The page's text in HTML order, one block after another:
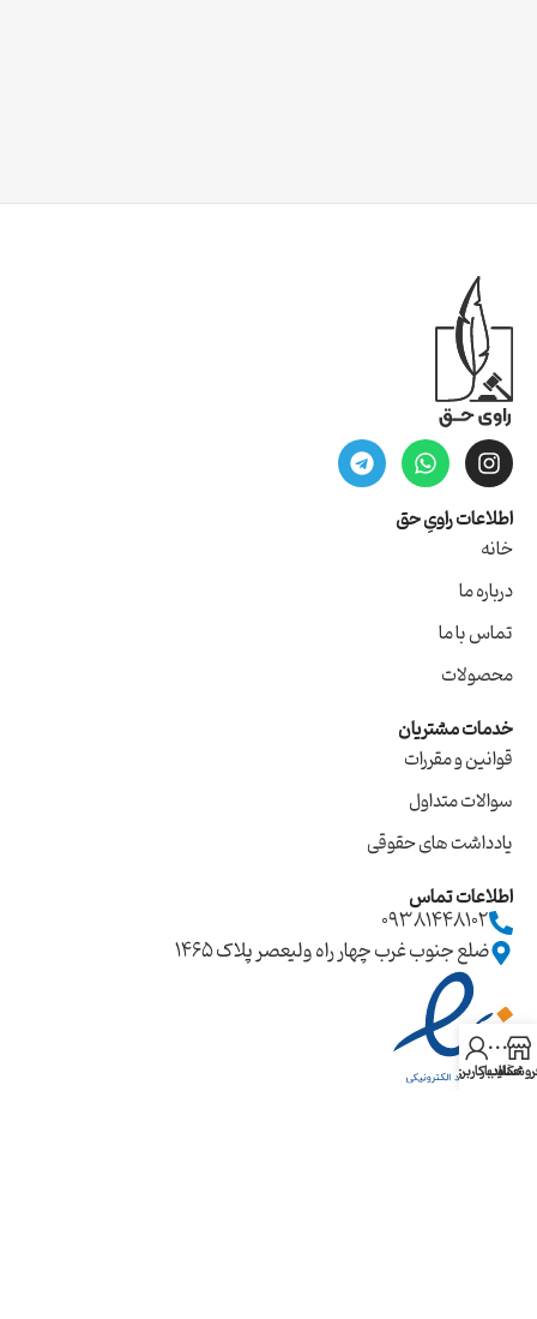
اطلاعات راویِ حق
خانه
درباره ما
تماس با ما
محصولات
خدمات مشتریان
قوانین و مقررات
سوالات متداول
یادداشت های حقوقی
اطلاعات تماس
09381448102
ضلع جنوب غرب چهار راه ولیعصر پلاک ۱۴۶۵
سایدبار
حساب کاربری من